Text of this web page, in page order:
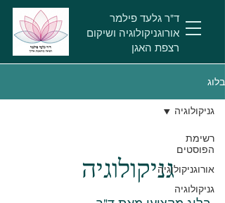
אורוגניקולוגיה ושיקום
רצפת האגן
ד"ר גלעד פילמר
בלוג
רשימת
הפוסטים
אורוגניקולוגיה
גניקולוגיה
גניקולוגיה
גניקולוגיה